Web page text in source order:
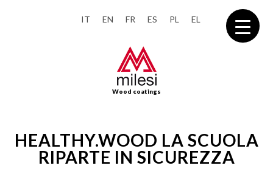
IT EN FR ES PL EL
Wood coatings
HEALTHY.WOOD LA SCUOLA
RIPARTE IN SICUREZZA